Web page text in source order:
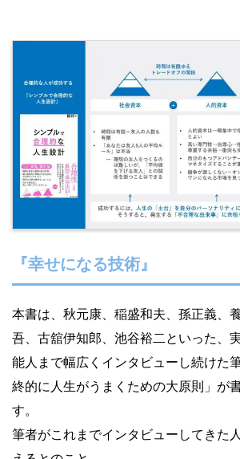
『幸せになる技術』
本書は、秋元康、稲盛和夫、孫正義、
吾、古舘伊知郎、池谷裕二といった、
能人まで幅広くインタビューし続けた
終的に人生がうまくための大原則」が
す。
筆者がこれまでインタビューしてきた